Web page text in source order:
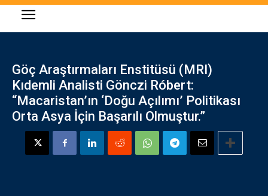
Göç Araştırmaları Enstitüsü (MRI)
Kıdemli Analisti Gönczi Róbert:
“Macaristan’ın ‘Doğu Açılımı’ Politikası
Orta Asya İçin Başarılı Olmuştur.”